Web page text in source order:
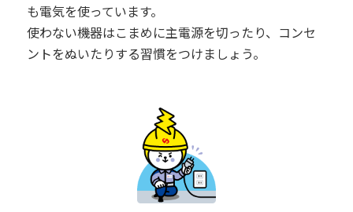
も電気を使っています。
使わない機器はこまめに主電源を切ったり、コンセ
ントをぬいたりする習慣をつけましょう。